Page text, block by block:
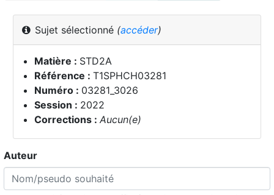
Sujet sélectionné (accéder)
Matière : STD2A
Référence : T1SPHCH03281
Numéro : 03281_3026
Session : 2022
Corrections : Aucun(e)
Auteur